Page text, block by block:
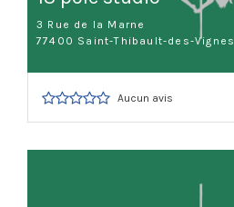
3 Rue de la Marne
77400 Saint-Thibault-des-Vignes
Aucun avis